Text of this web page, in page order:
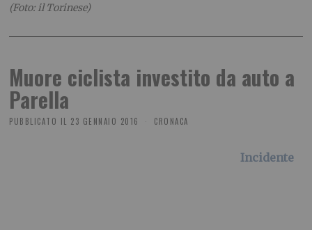
(Foto: il Torinese)
Muore ciclista investito da auto a
Parella
PUBBLICATO IL 23 GENNAIO 2016 CRONACA
Incidente